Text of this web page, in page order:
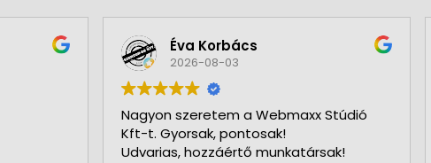
Éva Korbács
2026-08-03
Nagyon szeretem a Webmaxx Stúdió
Kft-t. Gyorsak, pontosak!
Udvarias, hozzáértő munkatársak!